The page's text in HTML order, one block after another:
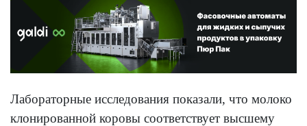
Лабораторные исследования показали, что молоко
клонированной коровы соответствует высшему